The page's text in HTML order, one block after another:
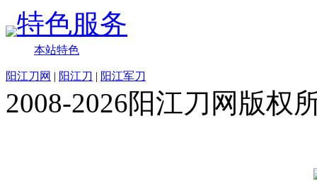
特色服务
本站特色
阳江刀网 | 阳江刀 | 阳江军刀
2008-2026阳江刀网版权